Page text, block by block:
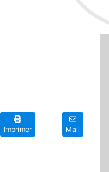
Imprimer Mail